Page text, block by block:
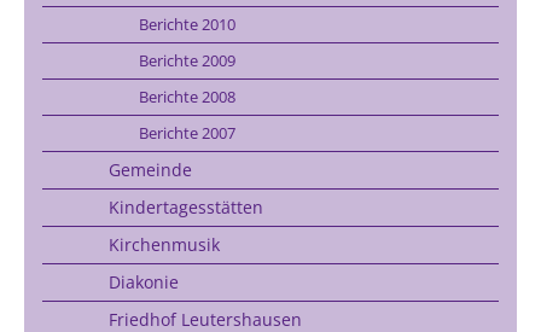
Berichte 2010
Berichte 2009
Berichte 2008
Berichte 2007
Gemeinde
Kindertagesstätten
Kirchenmusik
Diakonie
Friedhof Leutershausen